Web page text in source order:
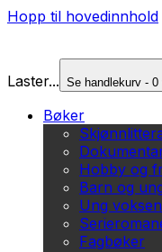
Hopp til hovedinnhold
Laster... Se handlekurv - 0
Bøker
Hobby og
Barn og
Ung voksen
Fagbøker